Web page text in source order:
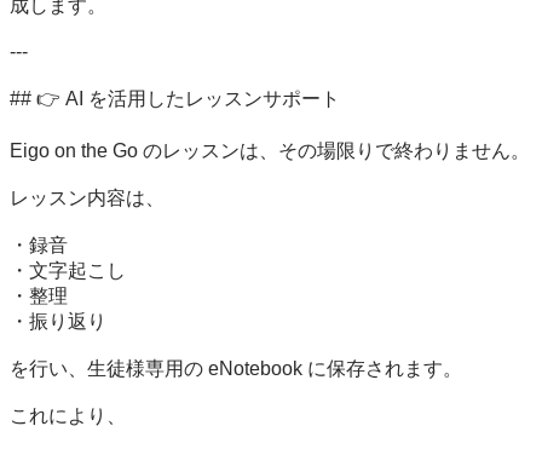
成します。
---
## 👉 AI を活用したレッスンサポート
Eigo on the Go のレッスンは、その場限りで終わりません。
レッスン内容は、
・録音
・文字起こし
・整理
・振り返り
を行い、生徒様専用の eNotebook に保存されます。
これにより、